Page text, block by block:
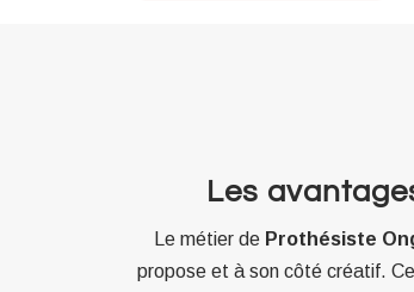
Les
Le métier de Prothésiste
propose et à son côté créatif.